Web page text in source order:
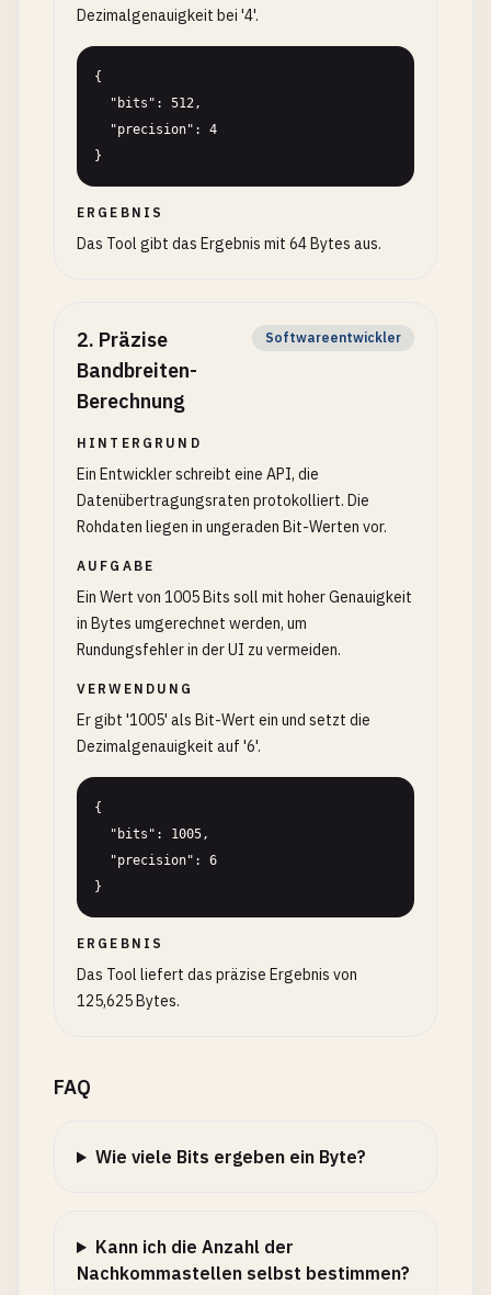
Dezimalgenauigkeit bei '4'.
{
}
ERGEBNIS
Das Tool gibt das Ergebnis mit 64 Bytes aus.
2. Präzise
Bandbreiten-
Berechnung
Softwareentwickler
HINTERGRUND
Ein Entwickler schreibt eine API, die
Datenübertragungsraten protokolliert. Die
Rohdaten liegen in ungeraden Bit-Werten vor.
AUFGABE
Ein Wert von 1005 Bits soll mit hoher Genauigkeit
in Bytes umgerechnet werden, um
Rundungsfehler in der UI zu vermeiden.
VERWENDUNG
Er gibt '1005' als Bit-Wert ein und setzt die
Dezimalgenauigkeit auf '6'.
{
}
ERGEBNIS
Das Tool liefert das präzise Ergebnis von
125,625 Bytes.
FAQ
Wie viele Bits ergeben ein Byte?
Kann ich die Anzahl der
Nachkommastellen selbst bestimmen?